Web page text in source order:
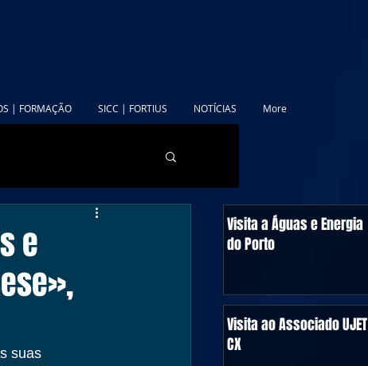
| FORMAÇÃO SICC | FORTIUS NOTÍCIAS More
e
suas
Visita a Águas e Energia
do Porto
Visita ao Associado UJET
CX